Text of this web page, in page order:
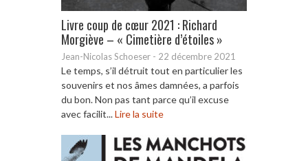
Livre coup de cœur 2021 : Richard
Morgiève – « Cimetière d’étoiles »
Jean-Nicolas Schoeser - 22 décembre 2021
Le temps, s’il détruit tout en particulier les
souvenirs et nos âmes damnées, a parfois
du bon. Non pas tant parce qu’il excuse
avec facilit...Lire la suite